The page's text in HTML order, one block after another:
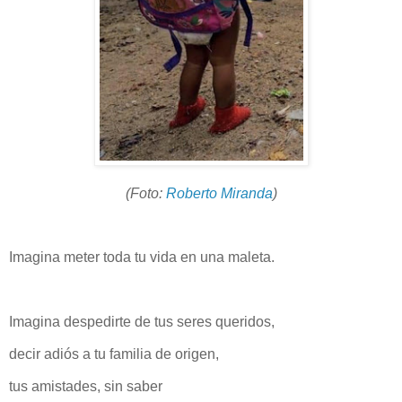
(Foto: Roberto Miranda)
Imagina meter toda tu vida en una maleta.
Imagina despedirte de tus seres queridos,
decir adiós a tu familia de origen,
tus amistades, sin saber